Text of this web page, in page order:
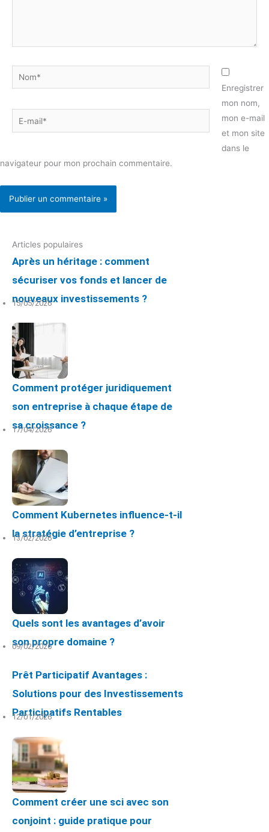
Nom*
E-
mail*
Enregistrer
mon nom,
mon e-mail
et mon site
dans le
navigateur pour mon prochain commentaire.
Articles populaires
Après un héritage : comment
sécuriser vos fonds et lancer de
nouveaux investissements ?
15/05/2026
Comment protéger juridiquement
son entreprise à chaque étape de
sa croissance ?
17/04/2026
Comment Kubernetes influence-t-il
la stratégie d’entreprise ?
13/02/2026
Quels sont les avantages d’avoir
son propre domaine ?
09/02/2026
Prêt Participatif Avantages :
Solutions pour des Investissements
Participatifs Rentables
12/01/2026
Comment créer une sci avec son
conjoint : guide pratique pour